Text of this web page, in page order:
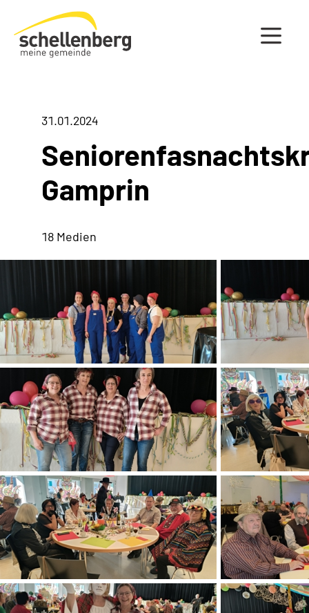
Gemeinde Schellenberg Startseite
31.01.2024
Gamprin
18 Medien